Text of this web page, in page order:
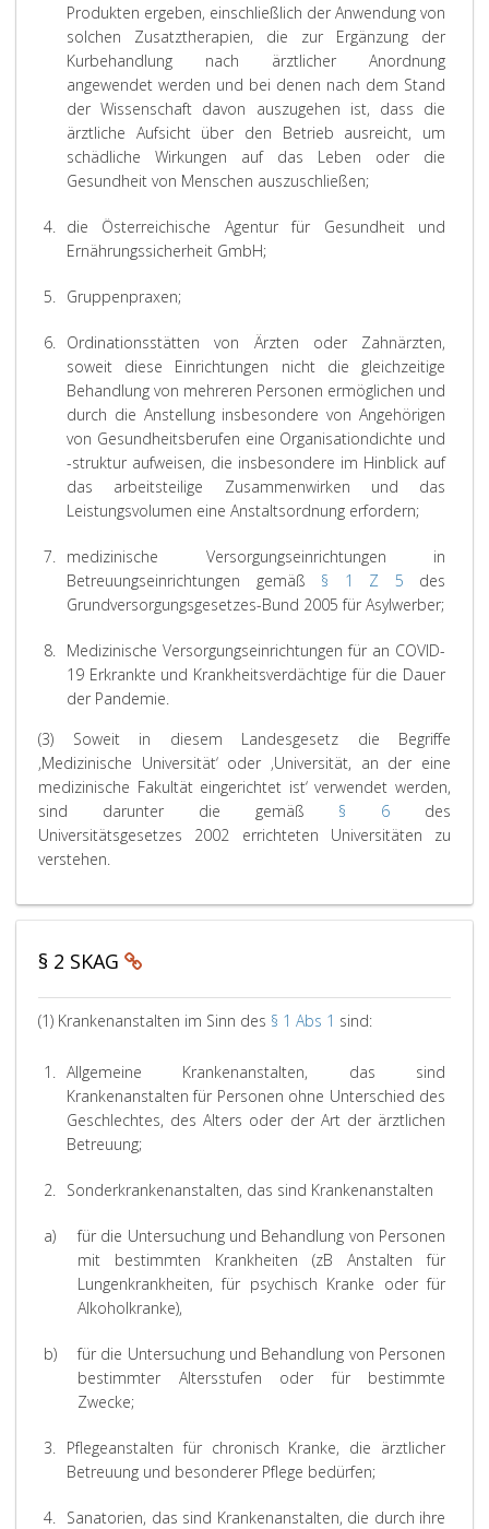
Produkten ergeben, einschließlich der Anwendung von
solchen Zusatztherapien, die zur Ergänzung der
Kurbehandlung nach ärztlicher Anordnung
angewendet werden und bei denen nach dem Stand
der Wissenschaft davon auszugehen ist, dass die
ärztliche Aufsicht über den Betrieb ausreicht, um
schädliche Wirkungen auf das Leben oder die
Gesundheit von Menschen auszuschließen;
4. die Österreichische Agentur für Gesundheit und
Ernährungssicherheit GmbH;
5. Gruppenpraxen;
6. Ordinationsstätten von Ärzten oder Zahnärzten,
soweit diese Einrichtungen nicht die gleichzeitige
Behandlung von mehreren Personen ermöglichen und
durch die Anstellung insbesondere von Angehörigen
von Gesundheitsberufen eine Organisationdichte und
-struktur aufweisen, die insbesondere im Hinblick auf
das arbeitsteilige Zusammenwirken und das
Leistungsvolumen eine Anstaltsordnung erfordern;
7. medizinische Versorgungseinrichtungen in
Betreuungseinrichtungen gemäß § 1 Z 5 des
Grundversorgungsgesetzes-Bund 2005 für Asylwerber;
8. Medizinische Versorgungseinrichtungen für an COVID-
19 Erkrankte und Krankheitsverdächtige für die Dauer
der Pandemie.
(3) Soweit in diesem Landesgesetz die Begriffe
‚Medizinische Universität‘ oder ‚Universität, an der eine
medizinische Fakultät eingerichtet ist‘ verwendet werden,
sind darunter die gemäß § 6 des
Universitätsgesetzes 2002 errichteten Universitäten zu
verstehen.
§ 2 SKAG
(1) Krankenanstalten im Sinn des § 1 Abs 1 sind:
1. Allgemeine Krankenanstalten, das sind
Krankenanstalten für Personen ohne Unterschied des
Geschlechtes, des Alters oder der Art der ärztlichen
Betreuung;
2. Sonderkrankenanstalten, das sind Krankenanstalten
a)
für die Untersuchung und Behandlung von Personen
mit bestimmten Krankheiten (zB Anstalten für
Lungenkrankheiten, für psychisch Kranke oder für
Alkoholkranke),
b)
für die Untersuchung und Behandlung von Personen
bestimmter Altersstufen oder für bestimmte
Zwecke;
3. Pflegeanstalten für chronisch Kranke, die ärztlicher
Betreuung und besonderer Pflege bedürfen;
4. Sanatorien, das sind Krankenanstalten, die durch ihre